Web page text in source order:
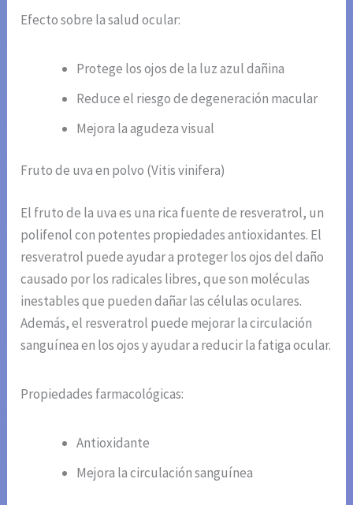
Efecto sobre la salud ocular:
Protege los ojos de la luz azul dañina
Reduce el riesgo de degeneración macular
Mejora la agudeza visual
Fruto de uva en polvo (Vitis vinifera)
El fruto de la uva es una rica fuente de resveratrol, un
polifenol con potentes propiedades antioxidantes. El
resveratrol puede ayudar a proteger los ojos del daño
causado por los radicales libres, que son moléculas
inestables que pueden dañar las células oculares.
Además, el resveratrol puede mejorar la circulación
sanguínea en los ojos y ayudar a reducir la fatiga ocular.
Propiedades farmacológicas:
Antioxidante
Mejora la circulación sanguínea